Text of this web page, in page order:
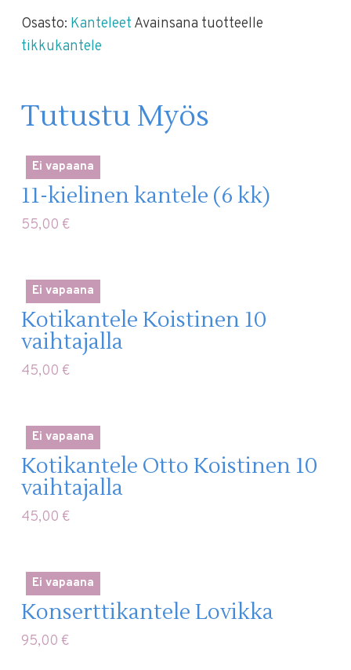
Osasto: Kanteleet Avainsana tuotteelle
tikkukantele
Tutustu Myös
Ei vapaana
11-kielinen kantele (6 kk)
55,00 €
Ei vapaana
Kotikantele Koistinen 10
vaihtajalla
45,00 €
Ei vapaana
Kotikantele Otto Koistinen 10
vaihtajalla
45,00 €
Ei vapaana
Konserttikantele Lovikka
95,00 €